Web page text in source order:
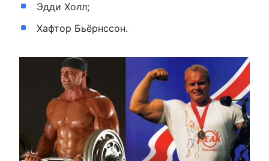
Эдди Холл;
Хафтор Бьёрнссон.